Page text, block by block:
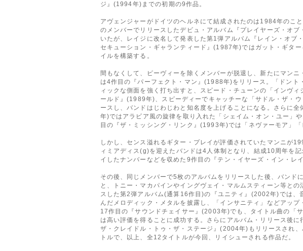
ジ』(1994年)までの初期の9作品。
アヴェンジャーがドイツのヘルネにて結成されたのは1984年のこ
のメンバーでリリースしたデビュ・アルバム『プレイヤーズ・オ
いたが、レイジに改名して発表した第1弾アルバム『レイン・オ
セキューション・ギャランティード』(1987年)ではガット・ギタ
イルを構築する。
間もなくして、ピーヴィーを除くメンバーが脱退し、新たにマン
は4作目の『パーフェクト・マン』(1988年)をリリース。「ドン
ィックな側面を強く打ち出すと、スピード・チューンの「インヴ
ールド』(1989年)、スピーディーでキャッチーな「サドル・ザ・
ースし、バンドはじわじわと知名度を上げることになる。さらに
年)ではアラビア風の旋律を取り入れた「シェイム・オン・ユー」
目の『ザ・ミッシング・リンク』(1993年)では「ネヴァーモア」
しかし、センス溢れるギター・プレイが評価されていたマンニが
ィミアディス(g)を迎えたバンドは4人体制となり、結成10周年を
イしたナンバーなどを収めた9作目の『テン・イヤーズ・イン・
その後、同じメンバーで5枚のアルバムをリリースした後、バン
と、トニー・マカパインやイングヴェイ・マルムスティーン等と
スした第2弾アルバム(通算16作目)の『ユニティ』(2002年)では、
んだメロディック・メタルを披露し、「インサニティ」などアッ
17作目の『サウンドチェイサー』(2003年)でも、タイトル曲の「
は高い評価を得ることに成功する。さらにアルバム・リリース後
ザ・クレイドル・トゥ・ザ・ステージ』(2004年)もリリースされ
トルで、以上、全12タイトルが今回、リイシューされる作品だ。